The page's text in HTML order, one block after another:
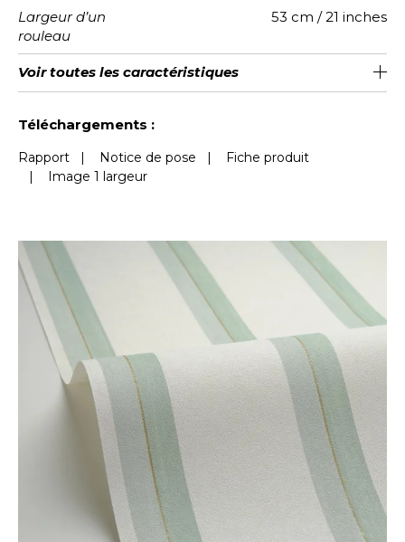
Largeur d’un
rouleau
53 cm / 21 inches
Longueur
Vendu au rouleau de 10.05m / 11
yards
Raccord Raccord libre
Rapport
Vertical
53cm / 21 pouces
Poids g/m² 220
Description
produit
Rayure
Entretien Lavable
Pose colle Encollage du mur
Dépose Arrachage à sec
Norme COV A+
ASTME84 Class A
Norme
euroclass
C-s1, d0
Voir toutes les caractéristiques
Téléchargements :
Rapport | Notice de pose |
Fiche produit
| Image 1 largeur